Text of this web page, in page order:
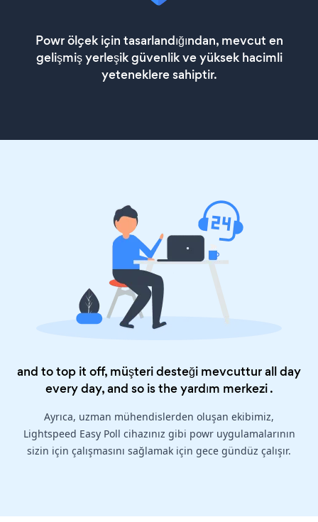
Powr ölçek için tasarlandığından, mevcut en
gelişmiş yerleşik güvenlik ve yüksek hacimli
yeteneklere sahiptir.
and to top it off, müşteri desteği mevcuttur all day
every day, and so is theyardım merkezi.
Ayrıca, uzman mühendislerden oluşan ekibimiz,
Lightspeed Easy Poll cihazınız gibi powr uygulamalarının
sizin için çalışmasını sağlamak için gece gündüz çalışır.